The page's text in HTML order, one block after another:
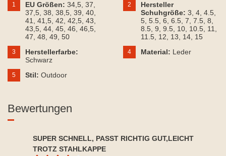
1 EU Größen: 34,5 , 37
37,5 , 38 , 38,5 , 39 , 40
41
, 41,5 , 42 , 42,5 , 43
43,5 , 44 , 45 , 46 , 46,5
47 , 48 , 49 , 50
2
Hersteller
Schuhgröße: 3 , 4 , 4.5
5 , 5.5 , 6 , 6.5 , 7 , 7.5 , 8
8.5 , 9 , 9.5 , 10 , 10.5 , 11
11.5 , 12 , 13 , 14 , 15
3
Herstellerfarbe:
Schwarz
4 Material: Leder
5 Stil: Outdoor
Bewertungen
SUPER SCHNELL, PASST RICHTIG GUT,LEICHT
TROTZ STAHLKAPPE